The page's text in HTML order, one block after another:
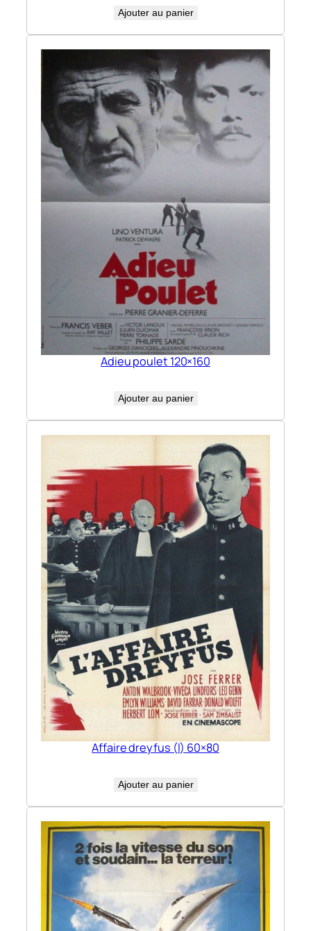
Ajouter au panier
Adieu poulet 120×160
Ajouter au panier
Affaire dreyfus (l) 60×80
Ajouter au panier